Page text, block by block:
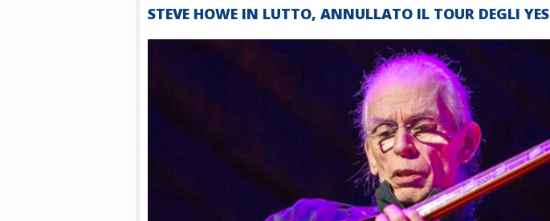
STEVE HOWE IN LUTTO, ANNULLATO IL TOUR DEGLI YES